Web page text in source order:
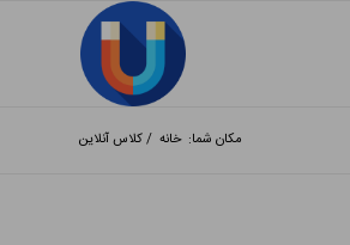
مکان شما: خانه /کلاس آنلاین